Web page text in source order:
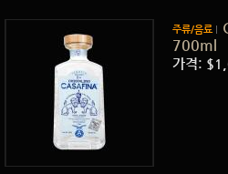
주류/음료
700ml
가격: